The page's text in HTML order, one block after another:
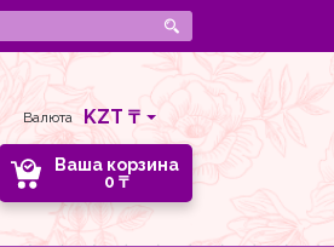
Валюта
Ваша корзина
0 ₸